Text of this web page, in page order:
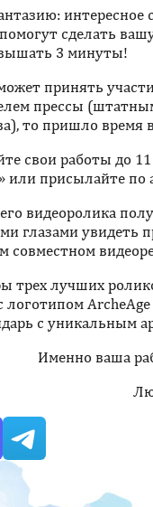
сделать
3 минуты!
принять
прессы
то пришло время
свои работы до
или присылайте по
видеоролика
глазами увидеть
совместном
трех лучших
логотипом
с уникальным
Именно ваша